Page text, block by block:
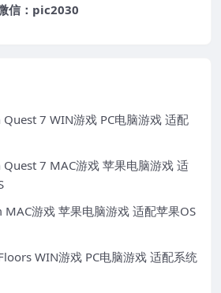
信：pic2030
7 WIN游戏 PC电脑游戏 适配
7 MAC游戏 苹果电脑游戏 适
游戏 苹果电脑游戏 适配苹果OS
WIN游戏 PC电脑游戏 适配系统